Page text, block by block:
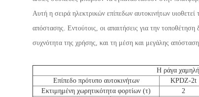
Αυτή η σειρά ηλεκτρικών επίπεδων αυτοκινήτων
απόστασης. Εντούτοις, οι απαιτήσεις για την
συχνότητα της χρήσης, και τη μέση και μεγάλης
Η ράγα
Επίπεδο πρότυπο αυτοκινήτων
KPDZ-2t
Εκτιμημένη χωρητικότητα φορτίων (τ)
2